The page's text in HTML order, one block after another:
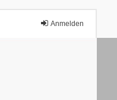
Anmelden